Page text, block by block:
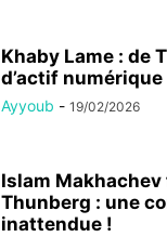
Khaby Lame : de
d’actif
Ayyoub - 19/02/2026
Islam Makhachev
Thunberg : une
inattendue !